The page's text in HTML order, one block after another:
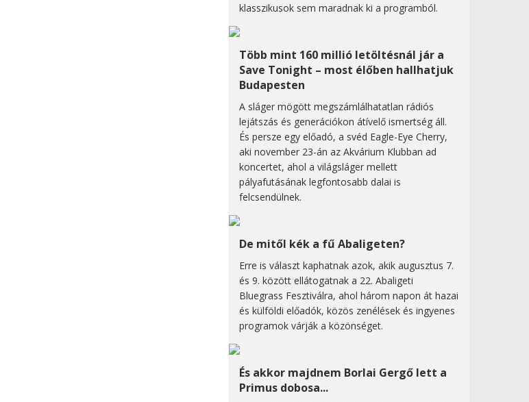
klasszikusok sem maradnak ki a programból.
Több mint 160 millió letöltésnál jár a
Save Tonight – most élőben hallhatjuk
Budapesten
A sláger mögött megszámlálhatatlan rádiós
lejátszás és generációkon átívelő ismertség áll.
És persze egy előadó, a svéd Eagle-Eye Cherry,
aki november 23-án az Akvárium Klubban ad
koncertet, ahol a világsláger mellett
pályafutásának legfontosabb dalai is
felcsendülnek.
De mitől kék a fű Abaligeten?
Erre is választ kaphatnak azok, akik augusztus 7.
és 9. között ellátogatnak a 22. Abaligeti
Bluegrass Fesztiválra, ahol három napon át hazai
és külföldi előadók, közös zenélések és ingyenes
programok várják a közönséget.
És akkor majdnem Borlai Gergő lett a
Primus dobosa...